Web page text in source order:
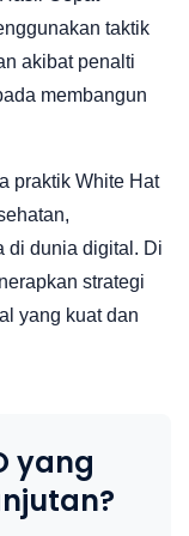
taktik
akibat penalti
membangun
praktik White Hat
di dunia digital. Di
strategi
yang kuat dan
yang